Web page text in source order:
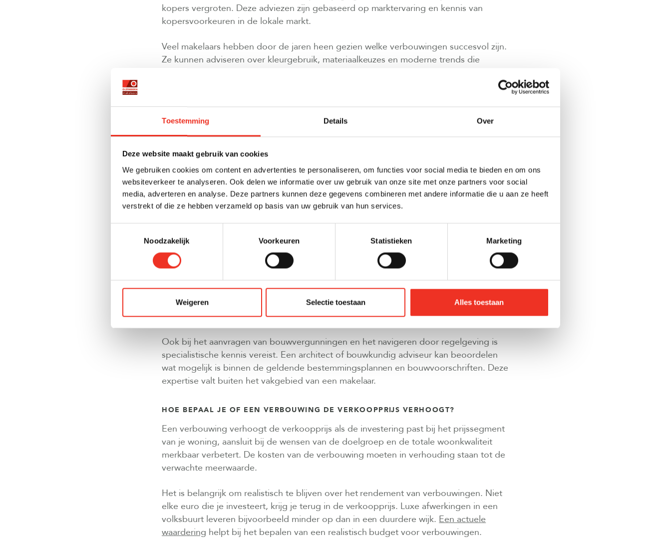
Toestemming Details Over
Deze website maakt gebruik van cookies
We gebruiken cookies om content en advertenties te personaliseren, om functies voor social media te bieden en om ons
websiteverkeer te analyseren. Ook delen we informatie over uw gebruik van onze site met onze partners voor social
media, adverteren en analyse. Deze partners kunnen deze gegevens combineren met andere informatie die u aan ze heeft
verstrekt of die ze hebben verzameld op basis van uw gebruik van hun services.
Noodzakelijk
Voorkeuren Statistieken Marketing
Weigeren Selectie toestaan Alles toestaan
kopers vergroten. Deze adviezen zijn gebaseerd op marktervaring en kennis van
kopersvoorkeuren in de lokale markt.
Veel makelaars hebben door de jaren heen gezien welke verbouwingen succesvol zijn.
Ze kunnen adviseren over kleurgebruik, materiaalkeuzes en moderne trends die
Ook kunnen makelaars helpen bij het prioriteren van verbouwingswerkzaamheden.
Styling en presentatie
van je woning spelen een belangrijke rol bij de eerste indruk van
potentiële kopers. Een makelaar weet welke ruimtes het meest kritisch bekeken
worden en waar investeringen het meeste rendement opleveren.
WANNEER MOET JE EEN SPECIALIST INSCHAKELEN IN PLAATS VAN ALLEEN JE
MAKELAAR?
Je moet een specialist inschakelen bij structurele aanpassingen,
installatievernieuwingen, dakwerkzaamheden en verbouwingen die vergunningen
vereisen. Een makelaar heeft niet de technische kennis om bouwkundige risico's in te
schatten of de complexiteit van grote verbouwingsprojecten te beoordelen.
Voor elektra, leidingwerk, dragende muren en isolatiewerkzaamheden is professioneel
advies onmisbaar. Deze verbouwingen hebben niet alleen impact op de woonkwaliteit,
maar ook op de veiligheid en energieprestatie van je woning. Een verkeerde
inschatting kan later tot kostbare problemen leiden.
Ook bij het aanvragen van bouwvergunningen en het navigeren door regelgeving is
specialistische kennis vereist. Een architect of bouwkundig adviseur kan beoordelen
wat mogelijk is binnen de geldende bestemmingsplannen en bouwvoorschriften. Deze
expertise valt buiten het vakgebied van een makelaar.
HOE BEPAAL JE OF EEN VERBOUWING DE VERKOOPPRIJS VERHOOGT?
Een verbouwing verhoogt de verkoopprijs als de investering past bij het prijssegment
van je woning, aansluit bij de wensen van de doelgroep en de totale woonkwaliteit
merkbaar verbetert. De kosten van de verbouwing moeten in verhouding staan tot de
verwachte meerwaarde.
Het is belangrijk om realistisch te blijven over het rendement van verbouwingen. Niet
elke euro die je investeert, krijg je terug in de verkoopprijs. Luxe afwerkingen in een
volksbuurt leveren bijvoorbeeld minder op dan in een duurdere wijk.Een actuele
waardering helpt bij het bepalen van een realistisch budget voor verbouwingen.